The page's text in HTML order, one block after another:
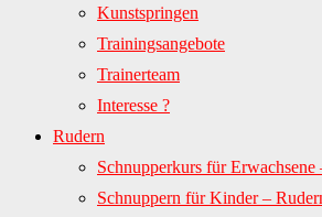
Kunstspringen
Trainingsangebote
Trainerteam
Interesse ?
Rudern
Schnupperkurs für Erwachsene
Schnuppern für Kinder –